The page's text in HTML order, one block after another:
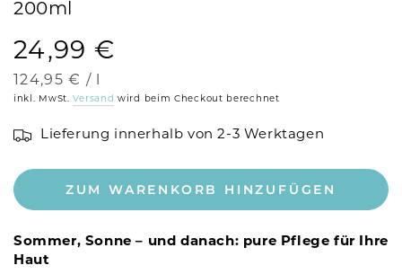
200ml
Regulärer
24,99 €
Stückpreis
124,95 € /
inkl. MwSt.Versand wird beim Checkout berechnet
Lieferung innerhalb von 2-3 Werktagen
ZUM WARENKORB HINZUFÜGEN
Sommer, Sonne – und danach: pure Pflege für Ihre
Haut